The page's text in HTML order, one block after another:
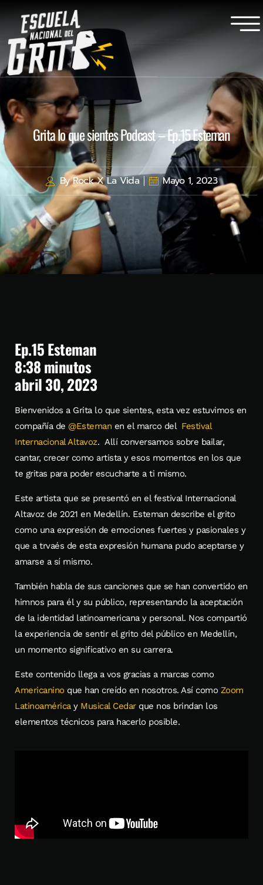
Grita lo que sientes Podcast – Ep.15 Esteman
ByRock X La Vida Mayo 1, 2023
Ep.15 Esteman
8:38 minutos
abril 30, 2023
Bienvenidos a Grita lo que sientes, esta vez estuvimos en
compañía de @Esteman en el marco del Festival
Internacional Altavoz. Allí conversamos sobre bailar,
cantar, crecer como artista y esos momentos en los que
te gritas para poder escucharte a ti mismo.
Este artista que se presentó en el festival Internacional
Altavoz de 2021 en Medellín. Esteman describe el grito
como una expresión de emociones fuertes y pasionales y
que a trvaés de esta expresión humana pudo aceptarse y
amarse a sí mismo.
También habla de sus canciones que se han convertido en
himnos para él y su público, representando la aceptación
de la identidad latinoamericana y personal. Nos compartió
la experiencia de sentir el grito del público en Medellín,
un momento significativo en su carrera.
Este contenido llega a vos gracias a marcas como
Americanino que han creído en nosotros. Así como Zoom
Latinoaméricay Musical Cedarque nos brindan los
elementos técnicos para hacerlo posible.